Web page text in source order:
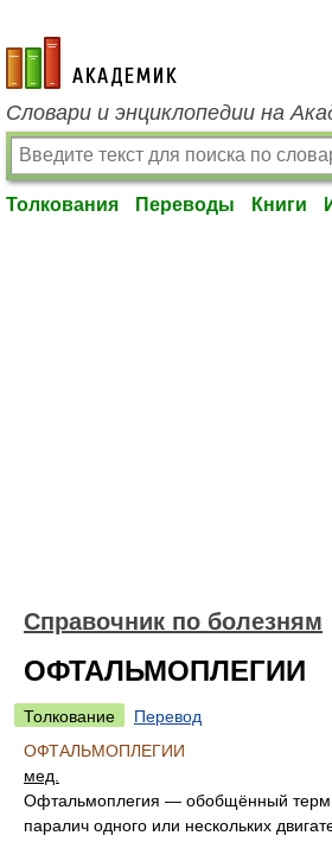
academic.ru
Словари и энциклопедии на
Толкования Переводы Книги
Справочник по болезням
ОФТАЛЬМОПЛЕГИИ
Толкование
Перевод
ОФТАЛЬМОПЛЕГИИ
мед.
Офтальмоплегия — обобщённый
паралич одного или нескольких